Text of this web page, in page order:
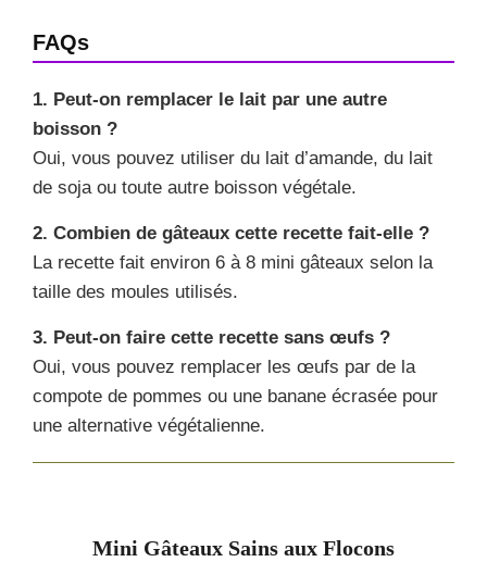
FAQs
1. Peut-on remplacer le lait par une autre
boisson ?
Oui, vous pouvez utiliser du lait d’amande, du lait
de soja ou toute autre boisson végétale.
2. Combien de gâteaux cette recette fait-elle ?
La recette fait environ 6 à 8 mini gâteaux selon la
taille des moules utilisés.
3. Peut-on faire cette recette sans œufs ?
Oui, vous pouvez remplacer les œufs par de la
compote de pommes ou une banane écrasée pour
une alternative végétalienne.
Mini Gâteaux Sains aux Flocons